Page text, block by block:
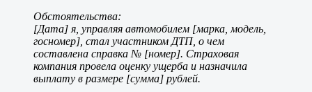
Обстоятельства:
[Дата] я, управляя автомобилем [марка, модель,
госномер], стал участником ДТП, о чем
составлена справка № [номер]. Страховая
компания провела оценку ущерба и назначила
выплату в размере [сумма] рублей.